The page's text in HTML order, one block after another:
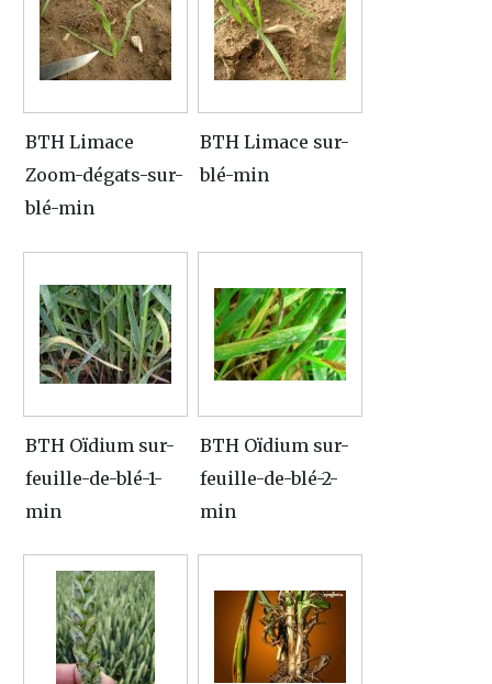
BTH Limace
Zoom-dégats-sur-
blé-min
BTH Limace sur-
blé-min
BTH Oïdium sur-
feuille-de-blé-1-
min
BTH Oïdium sur-
feuille-de-blé-2-
min